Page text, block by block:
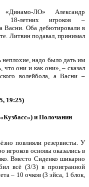
ЛО» Александр
18-летних игроков –
Васни. Оба дебютировали в
Литвин подавал, принимал
надо было дать им
что они и как они», – сказал
волейбола, а Васни –
19:25)
и Полочанин
повлияли резервисты. У
игроков основы оказались в
Вместо Сиденко шикарно
всё (3/3) в проигранной
– 10 очков (3 эйса, 1 блок,